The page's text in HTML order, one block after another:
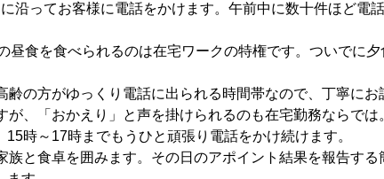
沿ってお客様に電話をかけます。午前中に数十件ほど電
昼食を食べられるのは在宅ワークの特権です。ついでに夕
齢の方がゆっくり電話に出られる時間帯なので、丁寧にお
、「おかえり」と声を掛けられるのも在宅勤務ならでは
時～17時までもうひと頑張り電話をかけ続けます。
族と食卓を囲みます。その日のアポイント結果を報告する